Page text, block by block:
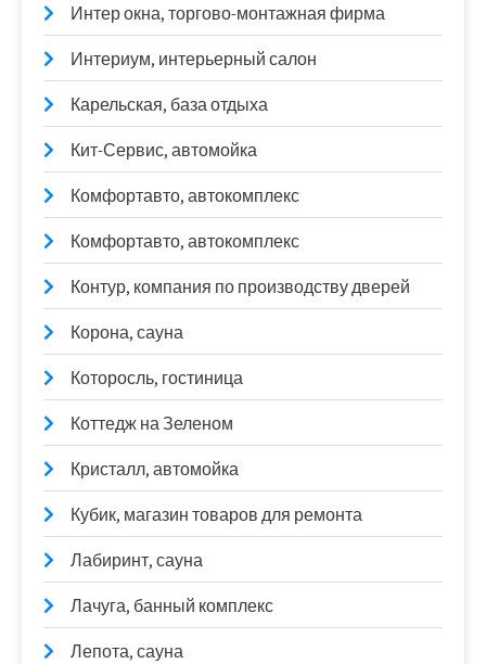
Интер окна, торгово-монтажная фирма
Интериум, интерьерный салон
Карельская, база отдыха
Кит-Сервис, автомойка
Комфортавто, автокомплекс
Комфортавто, автокомплекс
Контур, компания по производству дверей
Корона, сауна
Которосль, гостиница
Коттедж на Зеленом
Кристалл, автомойка
Кубик, магазин товаров для ремонта
Лабиринт, сауна
Лачуга, банный комплекс
Лепота, сауна